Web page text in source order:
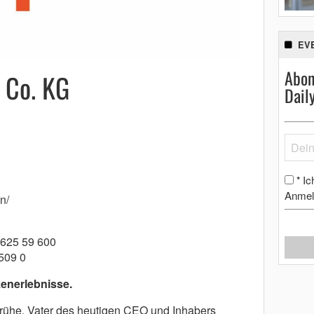
KG
59 600
0
Vater des heutigen CEO und Inhabers
*